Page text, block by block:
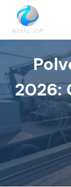
contenido
2026: